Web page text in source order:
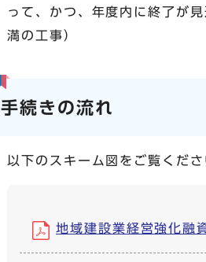
って、かつ、年度内に終了が
満の工事）
手続きの流れ
以下のスキーム図をご覧くださ
地域建設業経営強化